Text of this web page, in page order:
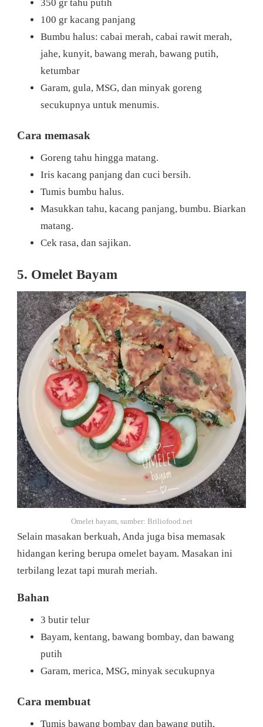
350 gr tahu putih
100 gr kacang panjang
Bumbu halus: cabai merah, cabai rawit merah,
jahe, kunyit, bawang merah, bawang putih,
ketumbar
Garam, gula, MSG, dan minyak goreng
secukupnya untuk menumis.
Cara memasak
Goreng tahu hingga matang.
Iris kacang panjang dan cuci bersih.
Tumis bumbu halus.
Masukkan tahu, kacang panjang, bumbu. Biarkan
matang.
Cek rasa, dan sajikan.
5. Omelet Bayam
Omelet bayam, sumber: Briliofood.net
Selain masakan berkuah, Anda juga bisa memasak
hidangan kering berupa omelet bayam. Masakan ini
terbilang lezat tapi murah meriah.
Bahan
3 butir telur
Bayam, kentang, bawang bombay, dan bawang
putih
Garam, merica, MSG, minyak secukupnya
Cara membuat
Tumis bawang bombay dan bawang putih,